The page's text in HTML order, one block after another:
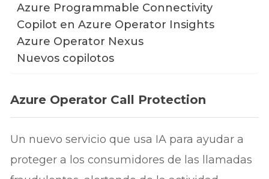
Azure Programmable Connectivity
Copilot en Azure Operator Insights
Azure Operator Nexus
Nuevos copilotos
Azure Operator Call Protection
Un nuevo servicio que usa IA para ayudar a
proteger a los consumidores de las llamadas